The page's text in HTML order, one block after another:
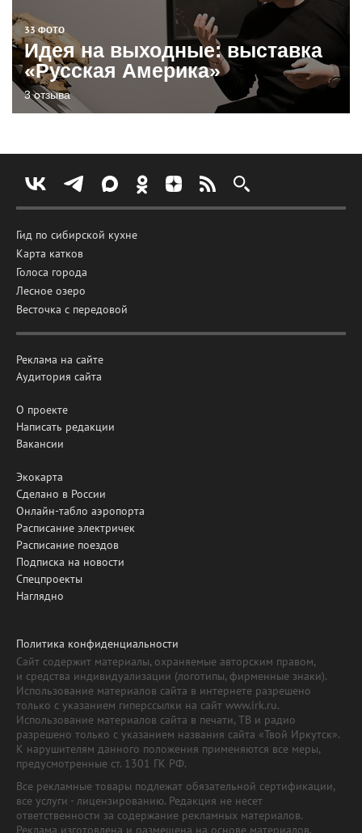
33 ФОТО
Идея на выходные: выставка
«Русская Америка»
3 отзыва
Гид по сибирской кухне
Карта катков
Голоса города
Лесное озеро
Весточка с передовой
Реклама на сайте
Аудитория сайта
О проекте
Написать редакции
Вакансии
Экокарта
Сделано в России
Онлайн-табло аэропорта
Расписание электричек
Расписание поездов
Подписка на новости
Спецпроекты
Наглядно
Политика конфиденциальности
Сайт содержит материалы, охраняемые авторским правом,
и средства индивидуализации (логотипы, фирменные знаки).
Использование материалов сайта в интернете разрешено
только с указанием гиперссылки на сайт www.irk.ru.
Использование материалов сайта в печати, ТВ и радио
разрешено только с указанием названия сайта «Твой Иркутск».
К нарушителям данного положения применяются все меры,
предусмотренные ст. 1301 ГК РФ.
Все рекламные товары подлежат обязательной сертификации,
все услуги - лицензированию. Редакция не несет
ответственности за содержание рекламных материалов.
Реклама изготовлена и размещена на основе материалов,